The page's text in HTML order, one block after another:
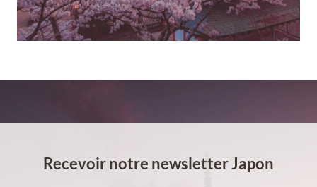
Recevoir notre newsletter Japon